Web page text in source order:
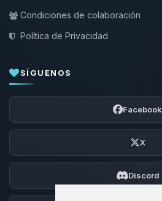
Condiciones de colaboración
Política de Privacidad
SÍGUENOS
Facebook
X
Discord